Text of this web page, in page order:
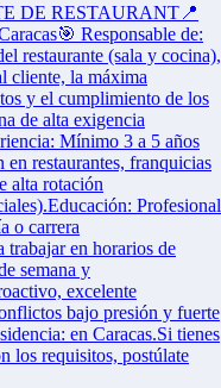
DE RESTAURANT📍
Responsable de:
restaurante (sala y cocina),
cliente, la máxima
y el cumplimiento de los
de alta exigencia
Mínimo 3 a 5 años
restaurantes, franquicias
alta rotación
Profesional
o carrera
en horarios de
semana y
excelente
bajo presión y fuerte
en Caracas.Si tienes
los requisitos, postúlate